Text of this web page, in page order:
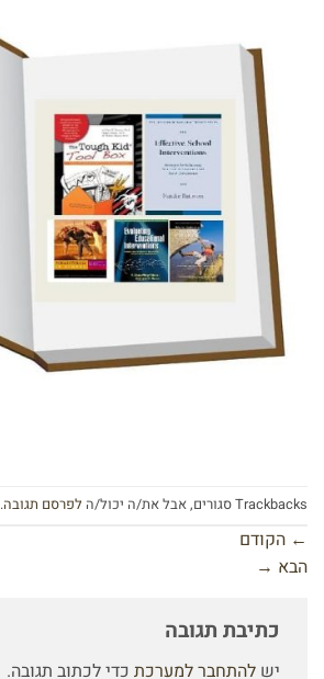
Trackbacks סגורים, אבל את/ה יכול/ה לפרסם תגובה.
← הקודם
הבא →
כתיבת תגובה
יש להתחבר למערכת כדי לכתוב תגובה.